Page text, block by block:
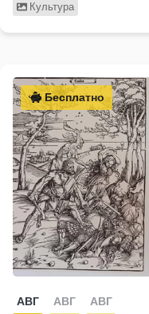
Культура
Бесплатно
АВГ АВГ АВГ